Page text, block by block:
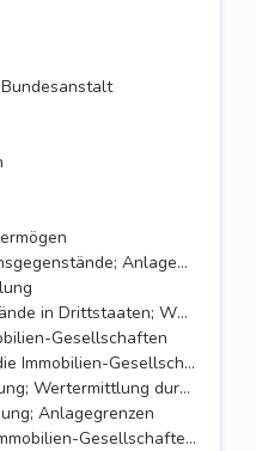
Zulässige Vermögensgegenstände; Anlagegrenzen
Vermögensgegenstände in Drittstaaten; Währungsrisiko
Gesellschaften
Anforderungen an die Immobilien-Gesellschaften
Erwerb der Beteiligung; Wertermittlung durch Abschlussprüfer
Anlagegrenzen
Beteiligungen von Immobilien-Gesellschaften an Immobilien-Gesellschaften